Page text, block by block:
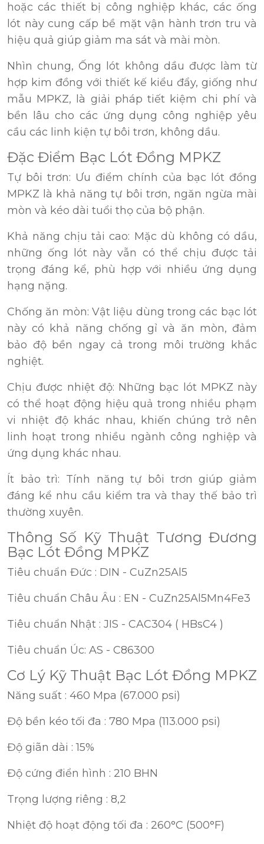
hoặc các thiết bị công nghiệp khác, các ống
lót này cung cấp bề mặt vận hành trơn tru và
hiệu quả giúp giảm ma sát và mài mòn.
Nhìn chung, Ống lót không dầu được làm từ
hợp kim đồng với thiết kế kiểu đẩy, giống như
mẫu MPKZ, là giải pháp tiết kiệm chi phí và
bền lâu cho các ứng dụng công nghiệp yêu
cầu các linh kiện tự bôi trơn, không dầu.
Đặc Điểm Bạc Lót Đồng MPKZ
Tự bôi trơn: Ưu điểm chính của bạc lót đồng
MPKZ là khả năng tự bôi trơn, ngăn ngừa mài
mòn và kéo dài tuổi thọ của bộ phận.
Khả năng chịu tải cao: Mặc dù không có dầu,
những ống lót này vẫn có thể chịu được tải
trọng đáng kể, phù hợp với nhiều ứng dụng
hạng nặng.
Chống ăn mòn: Vật liệu dùng trong các bạc lót
này có khả năng chống gỉ và ăn mòn, đảm
bảo độ bền ngay cả trong môi trường khắc
nghiệt.
Chịu được nhiệt độ: Những bạc lót MPKZ này
có thể hoạt động hiệu quả trong nhiều phạm
vi nhiệt độ khác nhau, khiến chúng trở nên
linh hoạt trong nhiều ngành công nghiệp và
ứng dụng khác nhau.
Ít bảo trì: Tính năng tự bôi trơn giúp giảm
đáng kể nhu cầu kiểm tra và thay thế bảo trì
thường xuyên.
Thông Số Kỹ Thuật Tương Đương
Bạc Lót Đồng MPKZ
Tiêu chuẩn Đức : DIN - CuZn25Al5
Tiêu chuẩn Châu Âu : EN - CuZn25Al5Mn4Fe3
Tiêu chuẩn Nhật : JIS - CAC304 ( HBsC4 )
Tiêu chuẩn Úc: AS - C86300
Cơ Lý Kỹ Thuật Bạc Lót Đồng MPKZ
Năng suất : 460 Mpa (67.000 psi)
Độ bền kéo tối đa : 780 Mpa (113.000 psi)
Độ giãn dài : 15%
Độ cứng điển hình : 210 BHN
Trọng lượng riêng : 8,2
Nhiệt độ hoạt động tối đa : 260°C (500°F)